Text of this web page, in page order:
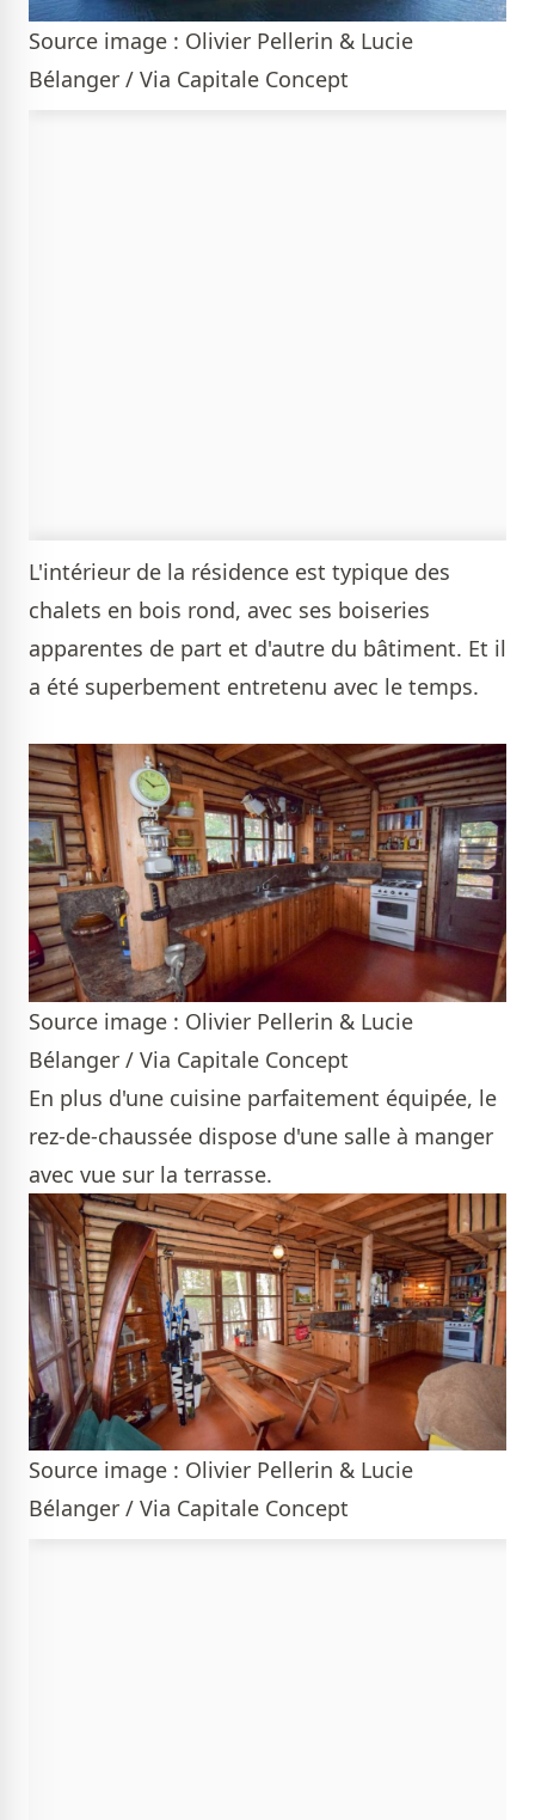
Source image : Olivier Pellerin & Lucie
Bélanger / Via Capitale Concept
L'intérieur de la résidence est typique des
chalets en bois rond, avec ses boiseries
apparentes de part et d'autre du bâtiment. Et il
a été superbement entretenu avec le temps.
Source image : Olivier Pellerin & Lucie
Bélanger / Via Capitale Concept
En plus d'une cuisine parfaitement équipée, le
rez-de-chaussée dispose d'une salle à manger
avec vue sur la terrasse.
Source image : Olivier Pellerin & Lucie
Bélanger / Via Capitale Concept